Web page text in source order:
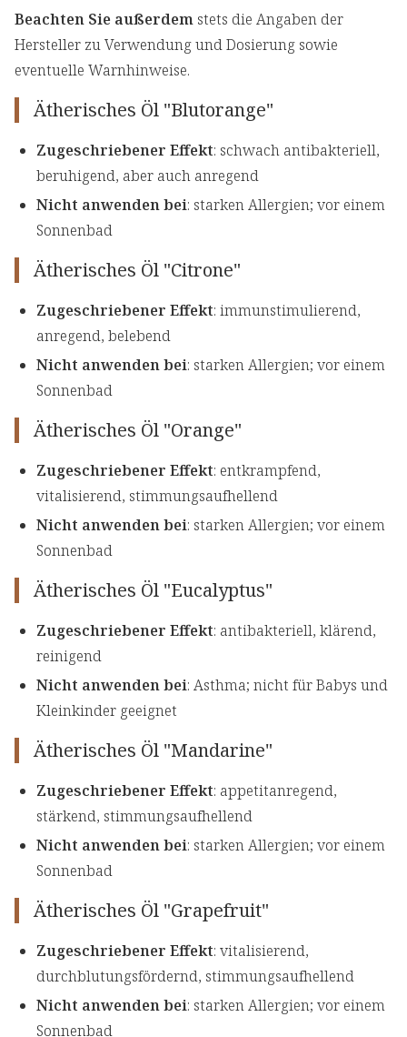
Beachten Sie außerdem stets die Angaben der
Hersteller zu Verwendung und Dosierung sowie
eventuelle Warnhinweise.
Ätherisches Öl "Blutorange"
Zugeschriebener Effekt: schwach antibakteriell,
beruhigend, aber auch anregend
Nicht anwenden bei: starken Allergien; vor einem
Sonnenbad
Ätherisches Öl "Citrone"
Zugeschriebener Effekt: immunstimulierend,
anregend, belebend
Nicht anwenden bei: starken Allergien; vor einem
Sonnenbad
Ätherisches Öl "Orange"
Zugeschriebener Effekt: entkrampfend,
vitalisierend, stimmungsaufhellend
Nicht anwenden bei: starken Allergien; vor einem
Sonnenbad
Ätherisches Öl "Eucalyptus"
Zugeschriebener Effekt: antibakteriell, klärend,
reinigend
Nicht anwenden bei: Asthma; nicht für Babys und
Kleinkinder geeignet
Ätherisches Öl "Mandarine"
Zugeschriebener Effekt: appetitanregend,
stärkend, stimmungsaufhellend
Nicht anwenden bei: starken Allergien; vor einem
Sonnenbad
Ätherisches Öl "Grapefruit"
Zugeschriebener Effekt: vitalisierend,
durchblutungsfördernd, stimmungsaufhellend
Nicht anwenden bei: starken Allergien; vor einem
Sonnenbad